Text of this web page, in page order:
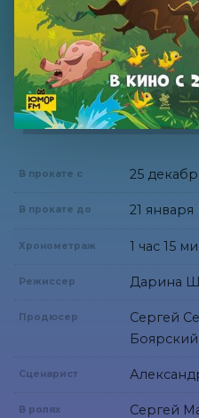
В прокате с 25
В прокате до 21 января
Хронометраж 1 час 15
Режиссер Дарина
Продюсер
Сергей
Боярский
Сценарист
В ролях
Сергей